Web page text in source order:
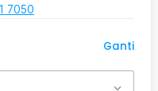
7050
Ganti